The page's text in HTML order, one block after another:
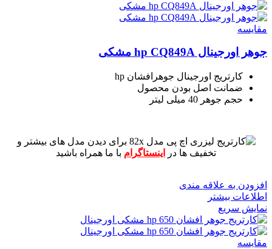
مقايسه
جوهر اورجینال hp CQ849A مشکی
کارتریج اورجینال جوهرافشان hp
ضمانت اصل بودن محصول
حجم جوهر 40 میلی لیتر
برای دیدن مدل های بیشتر و
تخفیف ها در
اینستاگرام با ما همراه باشید
افزودن به علاقه مندی
اطلاعات بیشتر
نمایش سریع
مقايسه